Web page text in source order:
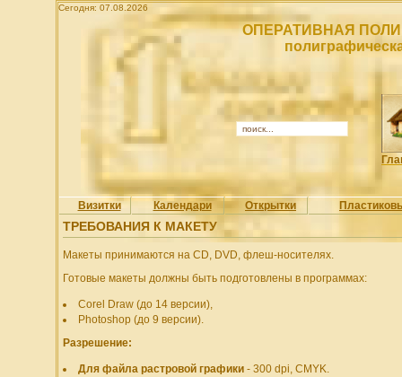
Сегодня: 07.08.2026
ОПЕРАТИВНАЯ
Визитки Календари Открытки
ТРЕБОВАНИЯ К МАКЕТУ
Макеты принимаются на CD, DVD, флеш-носителях.
Готовые макеты должны быть подготовлены в программах:
Corel Draw (до 14 версии),
Photoshop (до 9 версии).
Разрешение:
Для файла растровой графики - 300 dpi, CMYK.